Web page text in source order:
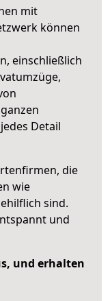
mit
können
einschließlich
Detail
die
wie
sind.
und
und erhalten